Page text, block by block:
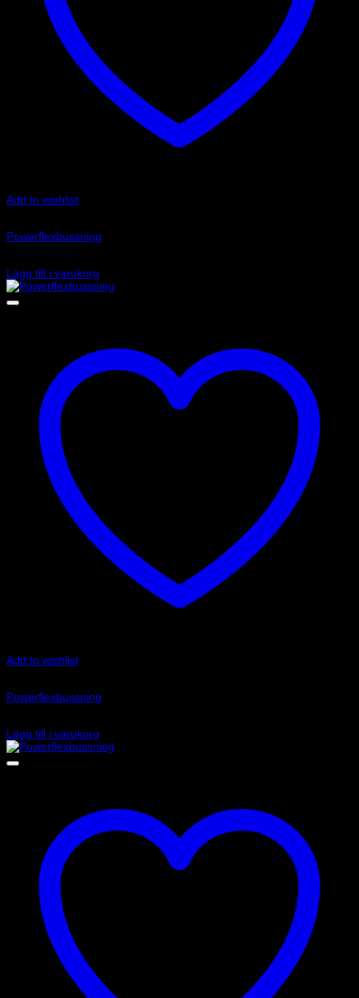
Add to wishlist
Powerflexbussning
Lägg till i varukorg
Add to wishlist
Powerflexbussning
Lägg till i varukorg